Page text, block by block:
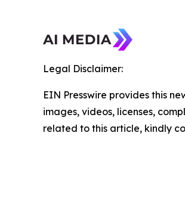
Legal Disclaimer:
EIN Presswire provides this
images, videos, licenses,
related to this article, kindly